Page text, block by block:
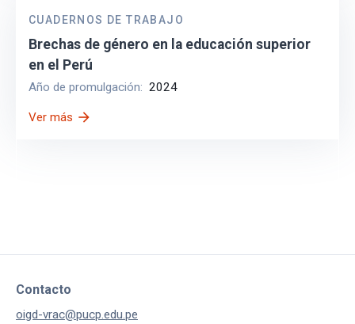
CUADERNOS DE TRABAJO
Brechas de género en la educación superior
en el Perú
Año de promulgación: 2024
Ver más arrow_forward
Contacto
oigd-vrac@pucp.edu.pe